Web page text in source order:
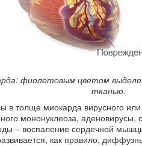
фиолетовым цветом
тканью.
в толще миокарда вирусного
мононуклеоза,
– воспаление сердечной
как правило,